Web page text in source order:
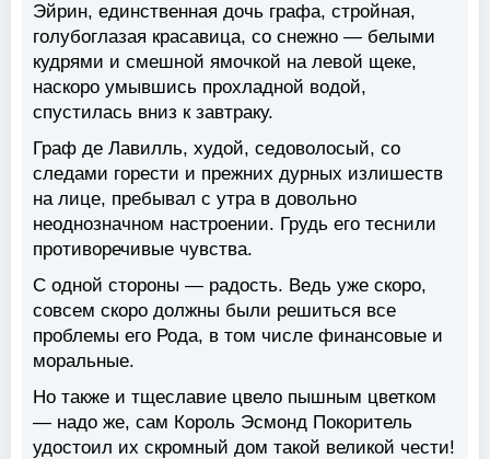
Эйрин, единственная дочь графа, стройная,
голубоглазая красавица, со снежно — белыми
кудрями и смешной ямочкой на левой щеке,
наскоро умывшись прохладной водой,
спустилась вниз к завтраку.
Граф де Лавилль, худой, седоволосый, со
следами горести и прежних дурных излишеств
на лице, пребывал с утра в довольно
неоднозначном настроении. Грудь его теснили
противоречивые чувства.
С одной стороны — радость. Ведь уже скоро,
совсем скоро должны были решиться все
проблемы его Рода, в том числе финансовые и
моральные.
Но также и тщеславие цвело пышным цветком
— надо же, сам Король Эсмонд Покоритель
удостоил их скромный дом такой великой чести!